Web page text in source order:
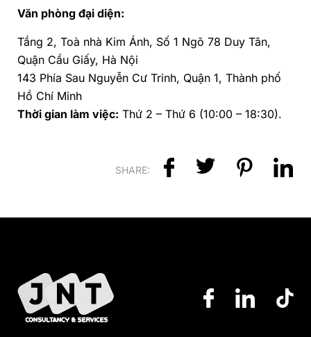
Văn phòng đại diện:
Tầng 2, Toà nhà Kim Ánh, Số 1 Ngõ 78 Duy Tân,
Quận Cầu Giấy, Hà Nội
143 Phía Sau Nguyễn Cư Trinh, Quận 1, Thành phố
Hồ Chí Minh
Thời gian làm việc: Thứ 2 – Thứ 6 (10:00 – 18:30).
SHARE: